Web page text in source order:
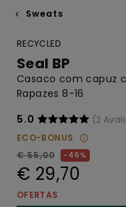
Sweats
RECYCLED
Seal BP
Casaco com capuz
Rapazes 8-16
5.0
(2
ECO-BONUS
€ 55,00
46%
€ 29,70
OFERTAS